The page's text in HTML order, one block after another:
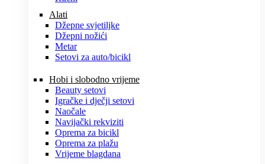
Alati
Džepne svjetiljke
Džepni nožići
Metar
Setovi za auto/bicikl
Hobi i slobodno vrijeme
Beauty setovi
Igračke i dječji setovi
Naočale
Navijački rekviziti
Oprema za bicikl
Oprema za plažu
Vrijeme blagdana